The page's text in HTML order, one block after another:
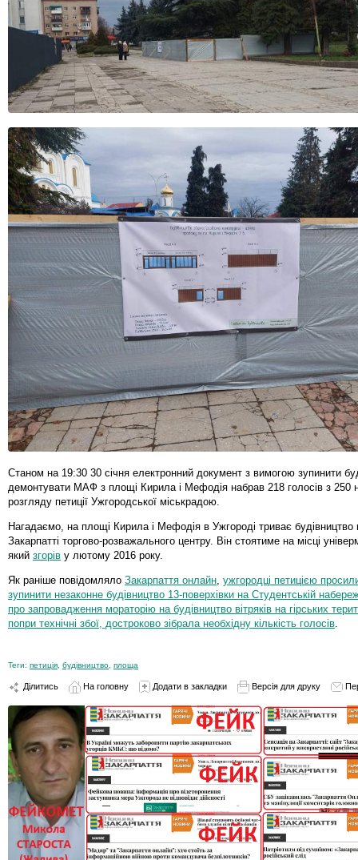
Станом на 19:30 30 січня електронний документ з вимогою зупинити
демонтувати МАФ з площі Кирила і Мефодія набрав 218 голосів з 250
розгляду петиції Ужгородської міськрадою.
Нагадаємо, на площі Кирила і Мефодія в Ужгороді триває будівництво
Закарпатті торгово-розважального центру. Він стоятиме на місці
який згорів у лютому 2016 року.
Як раніше повідомляло Закарпаття онлайн, ужгородці петицією
зупинити незаконне будівництво 13-поверхівки на Студентській
про запровадження мораторію на будівництво вітряків на гірських
попри технічні збої, достроково зібрала необхідну кількість голосів.
Теги: петиція будівництво площа
Ділитись На головну Додати в закладки Версія для друку